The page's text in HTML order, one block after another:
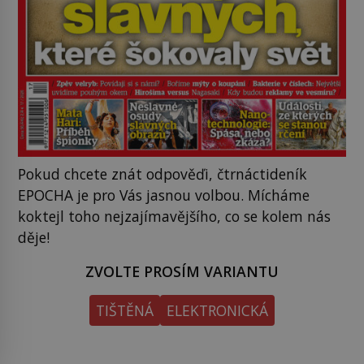
Pokud chcete znát odpověďi, čtrnáctideník
EPOCHA je pro Vás jasnou volbou. Mícháme
koktejl toho nejzajímavějšího, co se kolem nás
děje!
ZVOLTE PROSÍM VARIANTU
TIŠTĚNÁ
ELEKTRONICKÁ